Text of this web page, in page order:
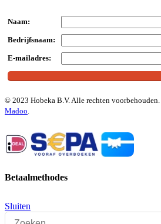
Naam:
Bedrijfsnaam:
E-mailadres:
© 2023 Hobeka B.V. Alle rechten voorbehouden.
Madoo.
Betaalmethodes
Sluiten